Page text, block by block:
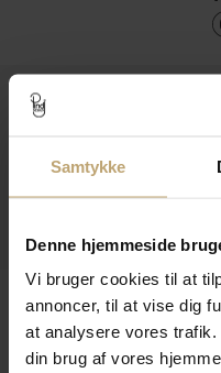
Samtykke
Denne hjemmeside
Vi bruger cookies til at
annoncer, til at vise dig
at analysere vores
din brug af vores
Kontakt
Leveringsmuligheder